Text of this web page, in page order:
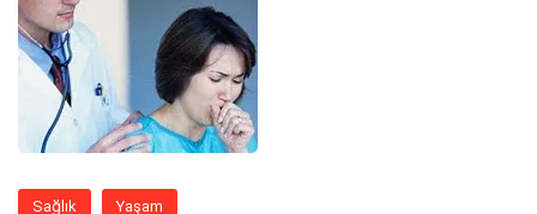
Sağlık Yaşam